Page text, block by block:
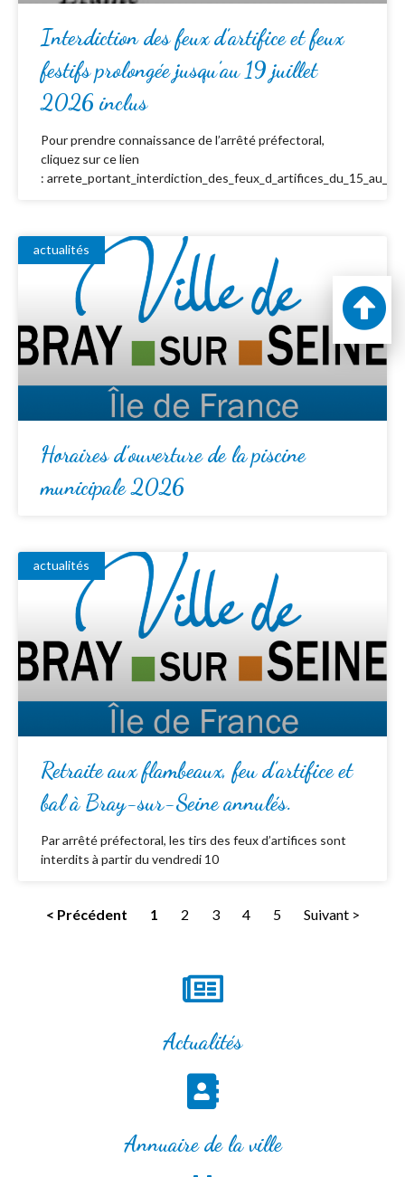
Interdiction des feux d’artifice et feux
festifs prolongée jusqu’au 19 juillet
2026 inclus
Pour prendre connaissance de l’arrêté préfectoral,
cliquez sur ce lien
:
actualités
Horaires d’ouverture de la piscine
municipale 2026
actualités
Retraite aux flambeaux, feu d’artifice et
bal à Bray-sur-Seine annulés.
Par arrêté préfectoral, les tirs des feux d’artifices sont
interdits à partir du vendredi 10
< Précédent 1 2 3 4 5 Suivant >
Actualités
Annuaire de la ville